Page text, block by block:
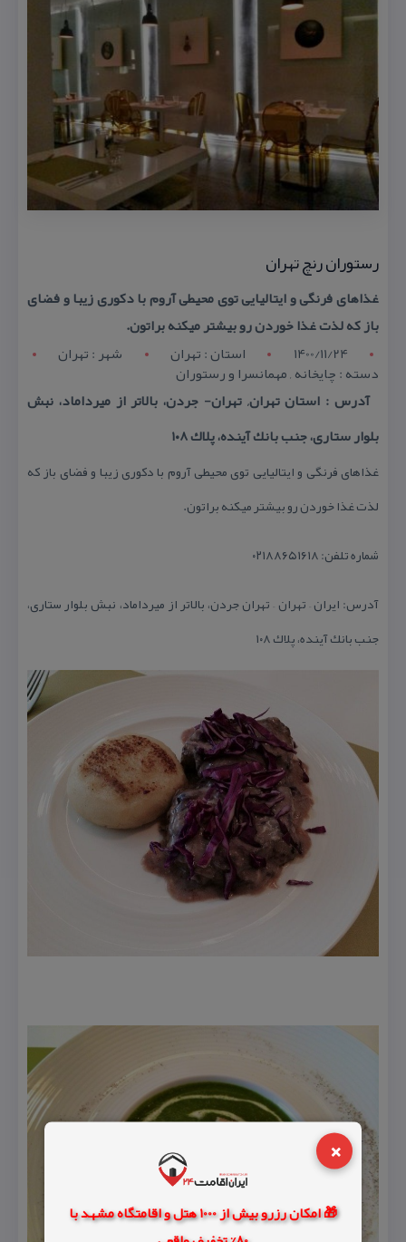
×
🎁 امکان رزرو بیش از 1000 هتل و اقامتگاه مشهد با
رستوران رنچ تهران
غذاهای فرنگی و ایتالیایی توی محیطی آروم با دكوری زیبا و فضای
باز كه لذت غذا خوردن رو بیشتر میكنه براتون.
1400/11/24
استان : تهران شهر : تهران
دسته : چایخانه , مهمانسرا و رستوران
آدرس : استان تهران, تهران- جردن، بالاتر از میرداماد، نبش
بلوار ستاری، جنب بانك آینده، پلاك ۱۰۸
غذاهای فرنگی و ایتالیایی توی محیطی آروم با دكوری زیبا و فضای باز كه
لذت غذا خوردن رو بیشتر میكنه براتون.
شماره تلفن: ۰۲۱۸۸۶۵۱۶۱۸
آدرس: ایران – تهران – تهران جردن، بالاتر از میرداماد، نبش بلوار ستاری،
جنب بانك آینده، پلاك ۱۰۸